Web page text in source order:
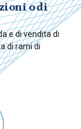
o di
e di vendita di
di rami di